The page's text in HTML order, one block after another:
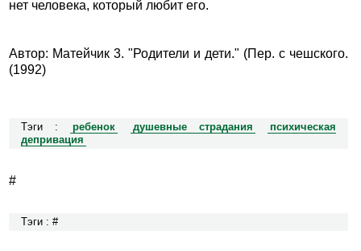
нет человека, который любит его.
Автор: Матейчик 3. "Родители и дети." (Пер. с чешского.
(1992)
Тэги : ребенок душевные страдания
психическая
депривация
#
Тэги : #